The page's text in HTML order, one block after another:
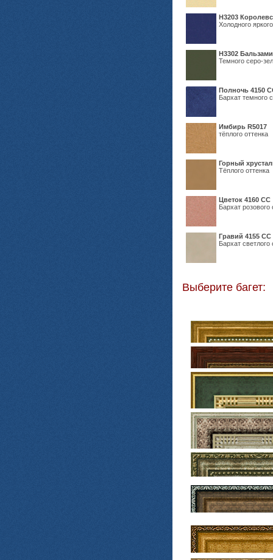
Н3203
Холодного
Н3302
Темного серо-
Полночь 4150
Бархат темного
Имбирь R5017
тёплого оттенка
Горный
Тёплого оттенка
Цветок 4160 СС
Бархат розового
Гравий 4155 СС
Бархат светлого
Выберите багет: